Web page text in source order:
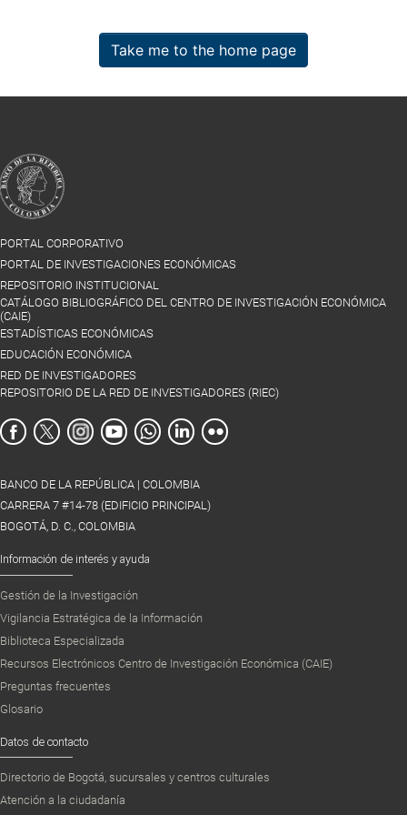
Take me to the home page
PORTAL CORPORATIVO
PORTAL DE INVESTIGACIONES ECONÓMICAS
REPOSITORIO INSTITUCIONAL
CATÁLOGO BIBLIOGRÁFICO DEL CENTRO DE INVESTIGACIÓN ECONÓMICA
(CAIE)
ESTADÍSTICAS ECONÓMICAS
EDUCACIÓN ECONÓMICA
RED DE INVESTIGADORES
REPOSITORIO DE LA RED DE INVESTIGADORES (RIEC)
BANCO DE LA REPÚBLICA | COLOMBIA
CARRERA 7 #14-78 (EDIFICIO PRINCIPAL)
BOGOTÁ, D. C., COLOMBIA
Información de interés y ayuda
Gestión de la Investigación
Vigilancia Estratégica de la Información
Biblioteca Especializada
Recursos Electrónicos Centro de Investigación Económica (CAIE)
Preguntas frecuentes
Glosario
Datos de contacto
Directorio de Bogotá, sucursales y centros culturales
Atención a la ciudadanía